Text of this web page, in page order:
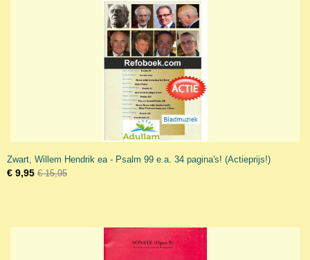
Zwart, Willem Hendrik ea - Psalm 99 e.a. 34 pagina's! (Actieprijs!)
€ 9,95 € 15,95